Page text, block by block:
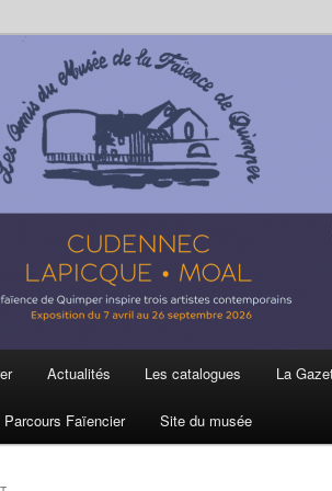
et de la Faïence
Actualités Les catalogues La
Parcours Faïencier Site du musée